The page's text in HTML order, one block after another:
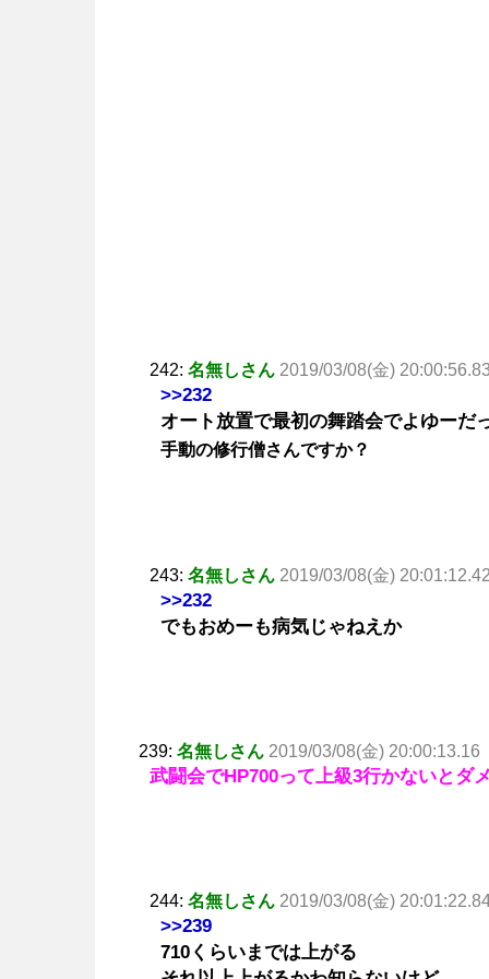
242: 名無しさん 2019/03/08(金) 20:00:56.83
>>232
オート放置で最初の舞踏会でよゆーだ
手動の修行僧さんですか？
243: 名無しさん 2019/03/08(金) 20:01:12.42
>>232
でもおめーも病気じゃねえか
239: 名無しさん 2019/03/08(金) 20:00:13.16
武闘会でHP700って上級3行かないとダ
244: 名無しさん 2019/03/08(金)
>>239
710くらいまでは上がる